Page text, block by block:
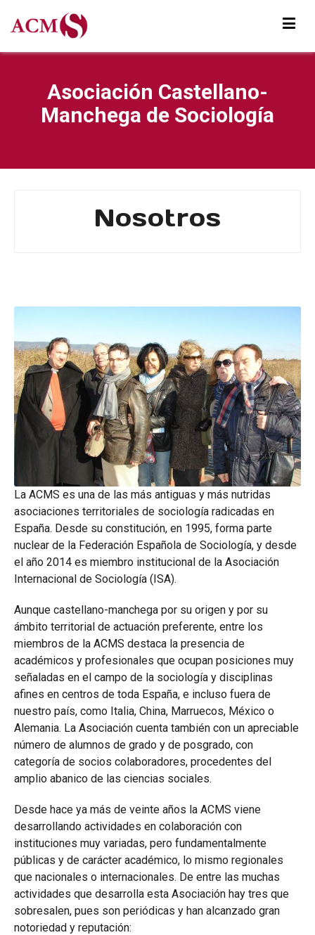
Asociación Castellano-
Manchega de Sociología
Nosotros
La ACMS es una de las más antiguas y más nutridas
asociaciones territoriales de sociología radicadas en
España. Desde su constitución, en 1995, forma parte
nuclear de la Federación Española de Sociología, y desde
el año 2014 es miembro institucional de la Asociación
Internacional de Sociología (ISA).
Aunque castellano-manchega por su origen y por su
ámbito territorial de actuación preferente, entre los
miembros de la ACMS destaca la presencia de
académicos y profesionales que ocupan posiciones muy
señaladas en el campo de la sociología y disciplinas
afines en centros de toda España, e incluso fuera de
nuestro país, como Italia, China, Marruecos, México o
Alemania. La Asociación cuenta también con un apreciable
número de alumnos de grado y de posgrado, con
categoría de socios colaboradores, procedentes del
amplio abanico de las ciencias sociales.
Desde hace ya más de veinte años la ACMS viene
desarrollando actividades en colaboración con
instituciones muy variadas, pero fundamentalmente
públicas y de carácter académico, lo mismo regionales
que nacionales o internacionales. De entre las muchas
actividades que desarrolla esta Asociación hay tres que
sobresalen, pues son periódicas y han alcanzado gran
notoriedad y reputación: